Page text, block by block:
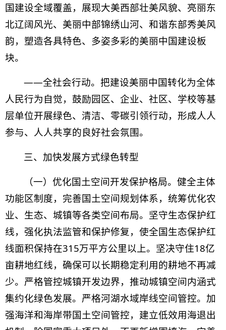
国建设全域覆盖，展现大美西部壮美风貌、亮丽东
北辽阔风光、美丽中部锦绣山河、和谐东部秀美风
韵，塑造各具特色、多姿多彩的美丽中国建设板
块。
——全社会行动。把建设美丽中国转化为全体
人民行为自觉，鼓励园区、企业、社区、学校等基
层单位开展绿色、清洁、零碳引领行动，形成人人
参与、人人共享的良好社会氛围。
三、加快发展方式绿色转型
（一）优化国土空间开发保护格局。健全主体
功能区制度，完善国土空间规划体系，统筹优化农
业、生态、城镇等各类空间布局。坚守生态保护红
线，强化执法监管和保护修复，使全国生态保护红
线面积保持在315万平方公里以上。坚决守住18亿
亩耕地红线，确保可以长期稳定利用的耕地不再减
少。严格管控城镇开发边界，推动城镇空间内涵式
集约化绿色发展。严格河湖水域岸线空间管控。加
强海洋和海岸带国土空间管控，建立低效用海退出